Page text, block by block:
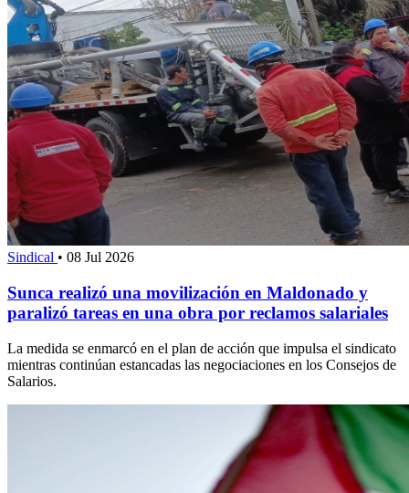
Sindical • 08 Jul 2026
Sunca realizó una movilización en Maldonado y
paralizó tareas en una obra por reclamos salariales
La medida se enmarcó en el plan de acción que impulsa el sindicato
mientras continúan estancadas las negociaciones en los Consejos de
Salarios.